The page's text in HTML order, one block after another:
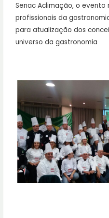
Senac Aclimação, o evento
profissionais da
para atualização dos
universo da gastronomia